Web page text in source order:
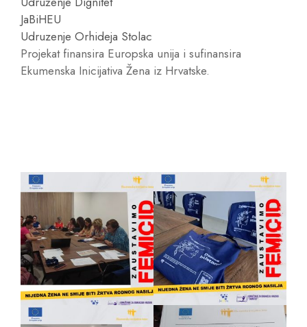
JaBiHEU
Udruzenje Orhideja Stolac
Projekat finansira Europska unija i sufinansira
Ekumenska Inicijativa Žena iz Hrvatske.